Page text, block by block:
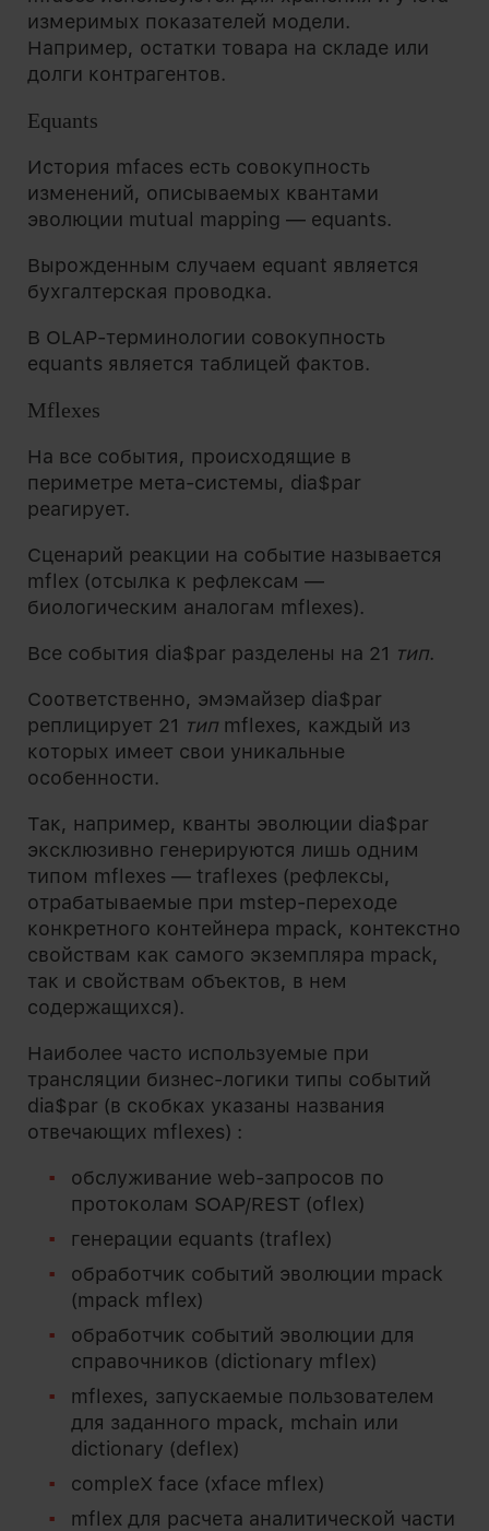
измеримых показателей модели.
Например, остатки товара на складе или
долги контрагентов.
Equants
История mfaces есть совокупность
изменений, описываемых квантами
эволюции mutual mapping — equants.
Вырожденным случаем equant является
бухгалтерская проводка.
В OLAP-терминологии совокупность
equants является таблицей фактов.
Mflexes
На все события, происходящие в
периметре мета-системы, dia$par
реагирует.
Сценарий реакции на событие называется
mflex (отсылка к рефлексам —
биологическим аналогам mflexes).
Все события dia$par разделены на 21 тип.
Соответственно, эмэмайзер dia$par
реплицирует 21 тип mflexes, каждый из
которых имеет свои уникальные
особенности.
Так, например, кванты эволюции dia$par
эксклюзивно генерируются лишь одним
типом mflexes — traflexes (рефлексы,
отрабатываемые при mstep-переходе
конкретного контейнера mpack, контекстно
свойствам как самого экземпляра mpack,
так и свойствам объектов, в нем
содержащихся).
Наиболее часто используемые при
трансляции бизнес-логики типы событий
dia$par (в скобках указаны названия
отвечающих mflexes) :
обслуживание web-запросов по
протоколам SOAP/REST (oflex)
генерации equants (traflex)
обработчик событий эволюции mpack
(mpack mflex)
обработчик событий эволюции для
справочников (dictionary mflex)
mflexes, запускаемые пользователем
для заданного mpack, mchain или
dictionary (deflex)
compleX face (xface mflex)
mflex для расчета аналитической части